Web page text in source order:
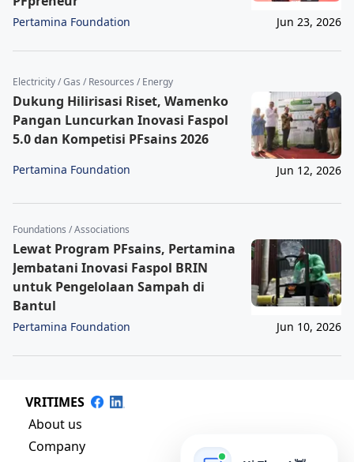
Pertamina Foundation Jun 23, 2026
Electricity / Gas / Resources / Energy
Dukung Hilirisasi Riset, Wamenko
Pangan Luncurkan Inovasi Faspol
5.0 dan Kompetisi PFsains 2026
Pertamina Foundation Jun 12, 2026
Foundations / Associations
Lewat Program PFsains, Pertamina
Jembatani Inovasi Faspol BRIN
untuk Pengelolaan Sampah di
Bantul
Pertamina Foundation Jun 10, 2026
VRITIMES
About us
Company